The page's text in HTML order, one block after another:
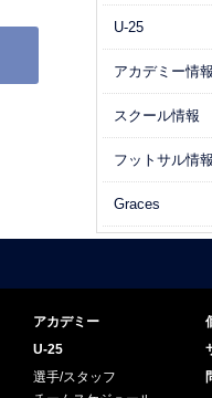
U-25
アカデミー情報
スクール情報
フットサル情報
Graces
アカデミー
U-25
選手/スタッフ